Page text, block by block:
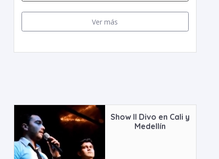
Ver más
Show Il Divo en Cali y
Medellín